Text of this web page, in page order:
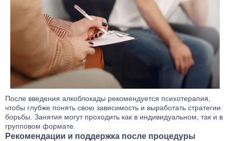
После введения алкоблокады рекомендуется психотерапия,
чтобы глубже понять свою зависимость и выработать стратегии
борьбы. Занятия могут проходить как в индивидуальном, так и в
групповом формате.
Рекомендации и поддержка после процедуры